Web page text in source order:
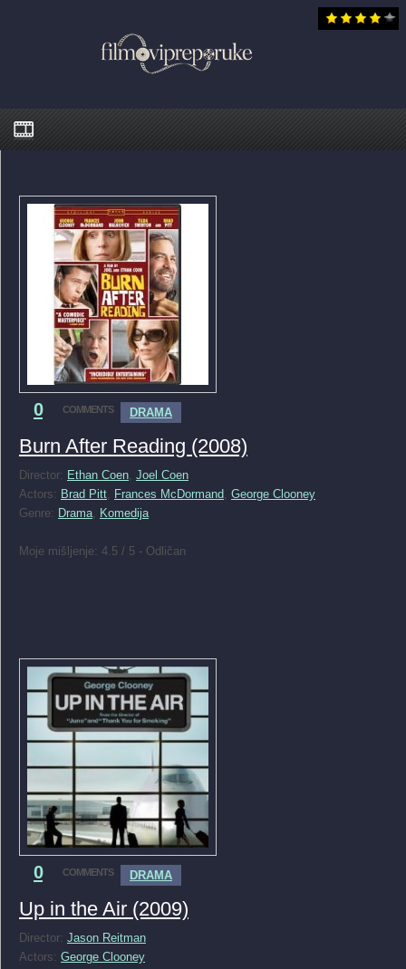
0 COMMENTS DRAMA
Burn After Reading (2008)
Director: Ethan Coen Joel Coen
Actors: Brad Pitt Frances McDormand George Clooney
Genre: Drama Komedija
Moje mišljenje: 4.5 / 5 - Odličan
0 COMMENTS DRAMA
Up in the Air (2009)
Director: Jason Reitman
Actors: George Clooney